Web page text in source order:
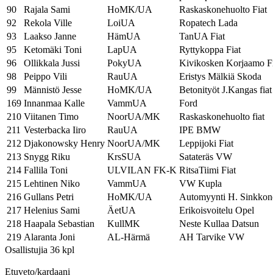
90
Rajala Sami HoMK/UA
Raskaskonehuolto Fiat
92
Rekola Ville LoiUA
Ropatech Lada
93
Laakso Janne HämUA
TanUA Fiat
95
Ketomäki Toni LapUA
Ryttykoppa Fiat
96
Ollikkala Jussi PokyUA
Kivikosken Korjaamo
98
Peippo Vili RauUA
Eristys Mälkiä Skoda
99
Männistö Jesse HoMK/UA
Betonityöt J.Kangas fiat
169 Innanmaa Kalle VammUA
Ford
210 Viitanen Timo NoorUA/MK
Raskaskonehuolto fiat
211 Vesterbacka Iiro RauUA
IPE BMW
212 Djakonowsky Henry NoorUA/MK
Leppijoki Fiat
213 Snygg Riku KrsSUA
Satateräs VW
214 Fallila Toni ULVILAN FK-K RitsaTiimi Fiat
215 Lehtinen Niko VammUA
VW Kupla
216 Gullans Petri HoMK/UA
Automyynti H.
217 Helenius Sami ÄetUA
Erikoisvoitelu Opel
218 Haapala Sebastian KullMK
Neste Kullaa Datsun
219 Alaranta Joni AL-Härmä
AH Tarvike VW
Osallistujia 36 kpl
Etuveto/kardaani